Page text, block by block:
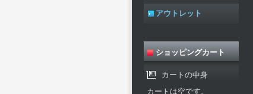
アウトレット
ショッピングカート
カートの中身
カートは空です。